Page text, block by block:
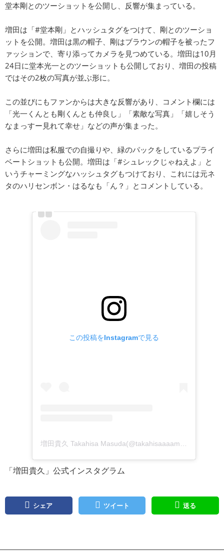
堂本剛とのツーショットを公開し、反響が集まっている。
増田は「#堂本剛」とハッシュタグをつけて、剛とのツーショ
ットを公開。増田は黒の帽子、剛はブラウンの帽子を被ったフ
ァッションで、寄り添ってカメラを見つめている。増田は10月
24日に堂本光一とのツーショットも公開しており、増田の投稿
ではその2枚の写真が並ぶ形に。
この並びにもファンからは大きな反響があり、コメント欄には
「光一くんとも剛くんとも仲良し」「素敵な写真」「嬉しそう
なまっすー見れて幸せ」などの声が集まった。
さらに増田は私服での自撮りや、緑のパックをしているプライ
ベートショットも公開。増田は「#シュレックじゃねえよ」と
いうチャーミングなハッシュタグもつけており、これには元ネ
タのハリセンボン・はるなも「ん？」とコメントしている。
この投稿をInstagramで見る
「増田貴久」公式インスタグラム
シェア ツイート 送る